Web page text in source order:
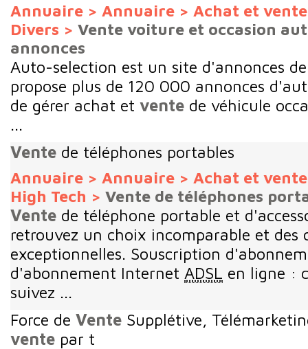
Annuaire > Annuaire > Achat et
Divers > Vente voiture et occasion
annonces
Auto-selection est un site d'annonces
propose plus de 120 000 annonces
de gérer achat et vente de véhicule
...
Vente de téléphones portables
Annuaire > Annuaire > Achat et
High Tech > Vente de téléphones
Vente de téléphone portable et
retrouvez un choix incomparable et des
exceptionnelles. Souscription
d'abonnement Internet ADSL
en ligne :
suivez ...
Force de Vente Supplétive,
vente par t